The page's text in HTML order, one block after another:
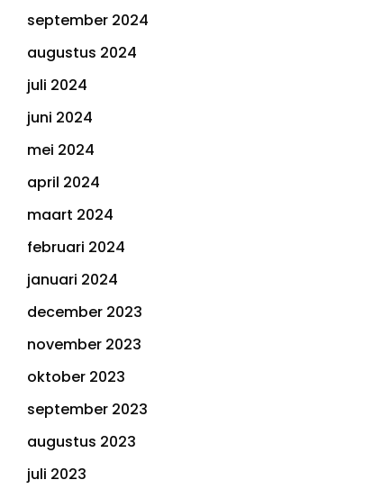
september 2024
augustus 2024
juli 2024
juni 2024
mei 2024
april 2024
maart 2024
februari 2024
januari 2024
december 2023
november 2023
oktober 2023
september 2023
augustus 2023
juli 2023